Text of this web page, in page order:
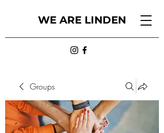
WE ARE LINDEN
Groups